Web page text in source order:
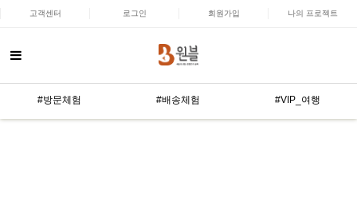
고객센터 로그인 회원가입 나의 프로젝트
#방문체험 #배송체험 #VIP_여행